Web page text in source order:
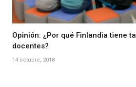
Opinión: ¿Por qué Finlandia tiene
docentes?
14 octubre, 2018